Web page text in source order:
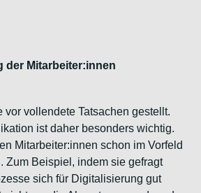
der Mitarbeiter:innen
vor vollendete Tatsachen gestellt.
ist daher besonders wichtig.
Mitarbeiter:innen schon im Vorfeld
Zum Beispiel, indem sie gefragt
sich für Digitalisierung gut